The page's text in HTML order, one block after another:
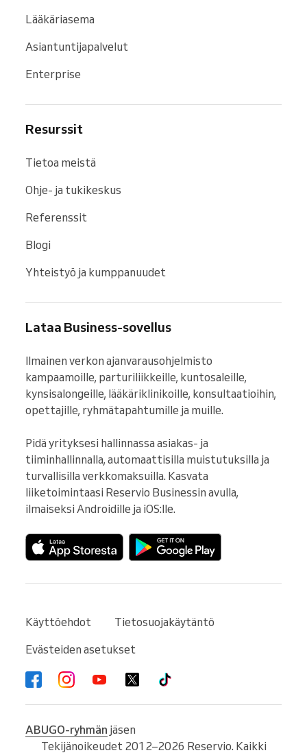
Lääkäriasema
Asiantuntijapalvelut
Enterprise
Resurssit
Tietoa meistä
Ohje- ja tukikeskus
Referenssit
Blogi
Yhteistyö ja kumppanuudet
Lataa Business-sovellus
Ilmainen verkon ajanvarausohjelmisto
kampaamoille, parturiliikkeille, kuntosaleille,
kynsisalongeille, lääkäriklinikoille, konsultaatioihin,
opettajille, ryhmätapahtumille ja muille.
Pidä yrityksesi hallinnassa asiakas- ja
tiiminhallinnalla, automaattisilla muistutuksilla ja
turvallisilla verkkomaksuilla. Kasvata
liiketoimintaasi Reservio Businessin avulla,
ilmaiseksi Androidille ja iOS:lle.
Käyttöehdot
Tietosuojakäytäntö
Evästeiden asetukset
ABUGO-ryhmän jäsen
Tekijänoikeudet 2012–2026 Reservio. Kaikki